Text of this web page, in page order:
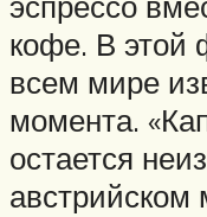
кофе. В этой
всем мире
момента.
остается